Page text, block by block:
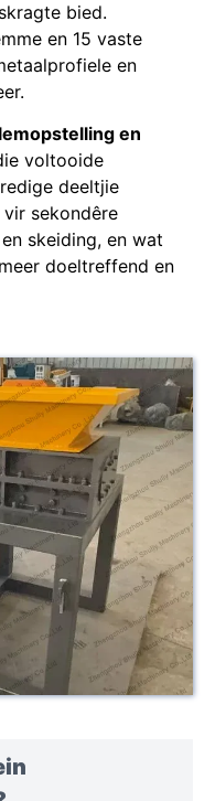
bied.
en 15 vaste
en
en
voltooide
deeltjie
sekondêre
skeiding, en wat
doeltreffend en